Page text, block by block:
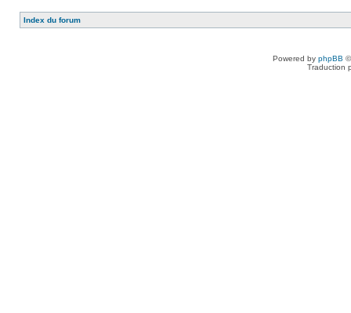
Index du forum
Powered by phpBB
Traduction